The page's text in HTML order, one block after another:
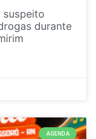
suspeito
durante
AGENDA